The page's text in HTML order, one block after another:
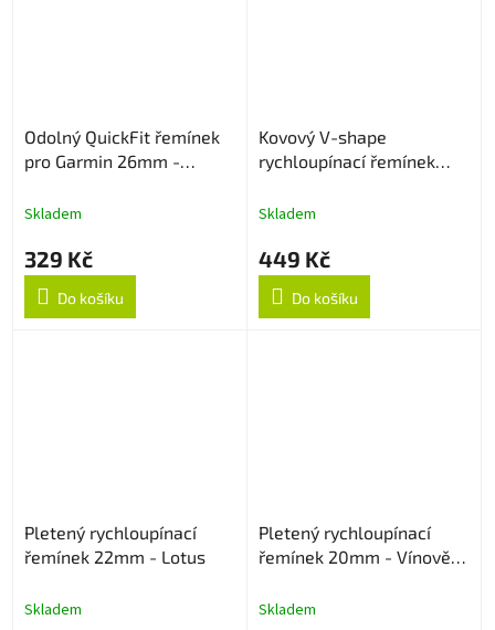
Odolný QuickFit řemínek
pro Garmin 26mm -
Skladem
329 Kč
Do košíku
Kovový V-shape
rychloupínací řemínek
Skladem
449 Kč
Do košíku
Pletený rychloupínací
řemínek 22mm - Lotus
Skladem
Pletený rychloupínací
řemínek 20mm - Vínově
Skladem